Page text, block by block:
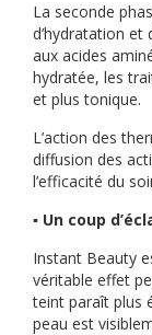
La seconde
d’hydratation et
aux acides
hydratée, les
et plus tonique.
L’action des
diffusion des
l’efficacité du
▪️ Un coup
Instant Beauty
véritable effet
teint paraît plus
peau est